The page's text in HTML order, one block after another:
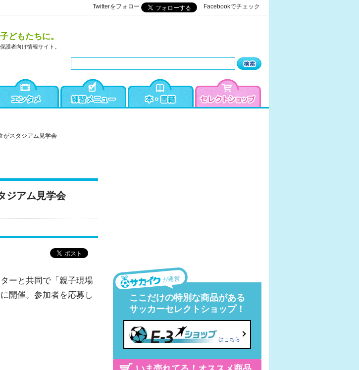
Twitterをフォロー Facebookでチェック
どもたちに。
護者向け情報サイト。
がスタジアム見学会
ジアム見学会
ーと共同で「親子現場
開催。参加者を応募し
が運営
ここだけの特別な商品がある
サッカーセレクトショップ！
はこちら